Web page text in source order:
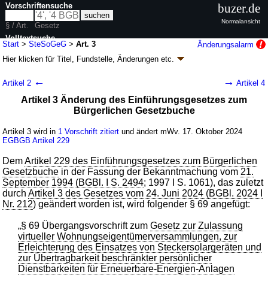
Start >SteSoGeG >Art. 3
Änderungsalarm
Hier klicken fürTitel, Fundstelle, Änderungen etc.
Wohnungseigentümerversammlungen, zur
Erleichterung des Einsatzes von
Steckersolargeräten und zur Übertragbarkeit
beschränkter persönlicher Dienstbarkeiten für
Erneuerbare-Energien-Anlagen
(SteSoGeG
)
G. v. 10.10.2024BGBl. 2024 I Nr. 306; Geltung ab 17.10.2024
3 Änderungen | Drucksachen / Entwurf / Begründung |
wird in 3 Vorschriften zitiert
Artikel 2 ← → Artikel 4
Artikel 3 Änderung des Einführungsgesetzes zum
Bürgerlichen Gesetzbuche
Artikel 3 wird in 1 Vorschrift zitiert und ändert mWv. 17. Oktober 2024
EGBGB Artikel 229
DemArtikel 229 des Einführungsgesetzes zum Bürgerlichen
Gesetzbuche in der Fassung der Bekanntmachung vom 21.
September 1994 (BGBl. I S. 2494; 1997 I S. 1061), das zuletzt
durchArtikel 3 des Gesetzes vom 24. Juni 2024 (BGBl. 2024 I
Nr. 212) geändert worden ist, wird folgender § 69 angefügt:
„§ 69 Übergangsvorschrift zumGesetz zur Zulassung
virtueller Wohnungseigentümerversammlungen, zur
Erleichterung des Einsatzes von Steckersolargeräten und
zur Übertragbarkeit beschränkter persönlicher
Dienstbarkeiten für Erneuerbare-Energien-Anlagen
Vorschriftensuche
§ / Art.
Gesetz
Volltextsuche
nur in SteSoGeG
buzer.de
Normalansicht